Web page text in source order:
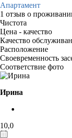
Апартамент
1 отзыв о
Чистота
Цена - качество
Качество
Расположение
Своевременность
Соответствие фото
Ирина
10,0